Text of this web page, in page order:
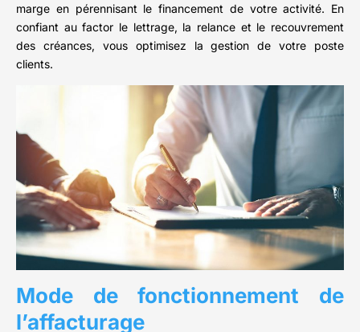
marge en pérennisant le financement de votre activité. En
confiant au factor le lettrage, la relance et le recouvrement
des créances, vous optimisez la gestion de votre poste
clients.
Mode de fonctionnement de
l’affacturage